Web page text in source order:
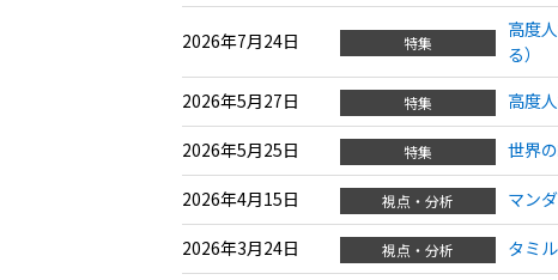
2026年7月24日 特集
高度
る）
2026年5月27日
特集 高度
2026年5月25日 特集 世界
2026年4月15日 視点・分析 マン
2026年3月24日 視点・分析 タミ